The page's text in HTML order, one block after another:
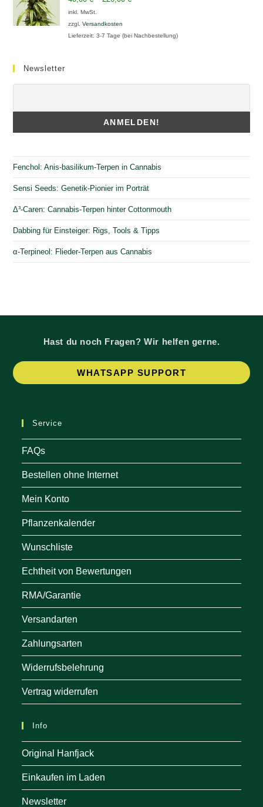
inkl. MwSt.
zzgl.Versandkosten
Lieferzeit:3-7 Tage (bei Nachbestellung)
Newsletter
Fenchol: Anis-basilikum-Terpen in Cannabis
Sensi Seeds: Genetik-Pionier im Porträt
Δ³-Caren: Cannabis-Terpen hinter Cottonmouth
Dabbing für Einsteiger: Rigs, Tools & Tipps
α-Terpineol: Flieder-Terpen aus Cannabis
Hast du noch Fragen? Wir helfen gerne.
WHATSAPP SUPPORT
Service
FAQs
Bestellen ohne Internet
Mein Konto
Pflanzenkalender
Wunschliste
Echtheit von Bewertungen
RMA/Garantie
Versandarten
Zahlungsarten
Widerrufsbelehrung
Vertrag widerrufen
Info
Original Hanfjack
Einkaufen im Laden
Newsletter